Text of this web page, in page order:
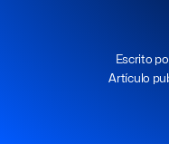
Escrito
Artículo